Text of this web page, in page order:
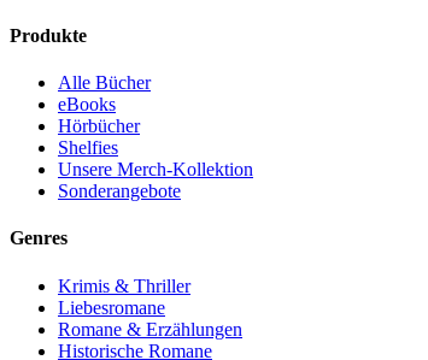
Produkte
Alle Bücher
eBooks
Hörbücher
Shelfies
Unsere Merch-Kollektion
Sonderangebote
Genres
Krimis & Thriller
Liebesromane
Romane & Erzählungen
Historische Romane